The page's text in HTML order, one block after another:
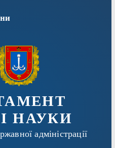
НАУКИ
адміністрації